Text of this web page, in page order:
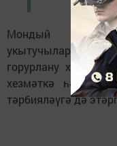
Мондый уртак
укытучыларда
горурлану хисе
хезмәткә һәм
тәрбияләүгә дә